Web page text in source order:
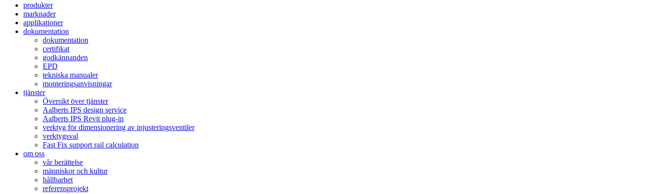
produkter
marknader
applikationer
dokumentation
dokumentation
certifikat
godkännanden
EPD
tekniska manualer
monteringsanvisningar
tjänster
Översikt över tjänster
Aalberts IPS design service
Aalberts IPS Revit plug-in
verktyg för dimensionering av injusteringsventiler
verktygsval
Fast Fix support rail calculation
om oss
vår berättelse
människor och kultur
hållbarhet
referensprojekt